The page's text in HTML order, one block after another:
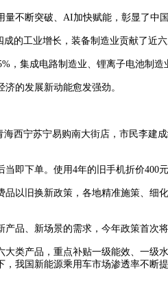
断突破、AI加快赋能，彰显了中国
工业增长，装备制造业贡献了近
集成电路制造业、锂离子电池制造
的发展新动能愈发强劲。
宁苏宁易购南大街店，市民李建
下单。使用4年的旧手机折价400
旧换新政策，各地精准施策、细
、新场景的需求，今年政策首次
产品，重点补贴一级能效、一级
我国新能源乘用车市场渗透率不断